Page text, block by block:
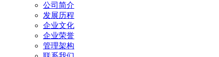
公司简介
发展历程
企业文化
企业荣誉
管理架构